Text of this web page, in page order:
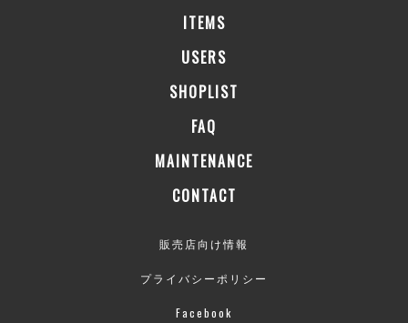
ITEMS
USERS
SHOPLIST
FAQ
MAINTENANCE
CONTACT
販売店向け情報
プライバシーポリシー
Facebook